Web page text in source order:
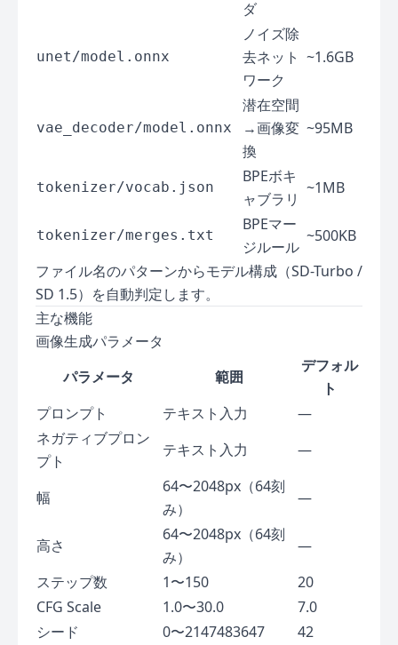
ダ
unet/model.onnx
ノイズ除
去ネット
ワーク
~1.6GB
vae_decoder/model.onnx
潜在空間
→画像変
換
~95MB
tokenizer/vocab.json
BPEボキ
ャブラリ
~1MB
tokenizer/merges.txt
BPEマー
ジルール
~500KB
ファイル名のパターンからモデル構成（SD-Turbo /
SD 1.5）を自動判定します。
主な機能
画像生成パラメータ
パラメータ
範囲
デフォル
ト
プロンプト
テキスト入力
—
ネガティブプロン
プト
テキスト入力 —
幅
64〜2048px（64刻
み）
—
高さ
64〜2048px（64刻
み）
—
ステップ数
1〜150
20
CFG Scale
1.0〜30.0
7.0
シード
0〜2147483647
42